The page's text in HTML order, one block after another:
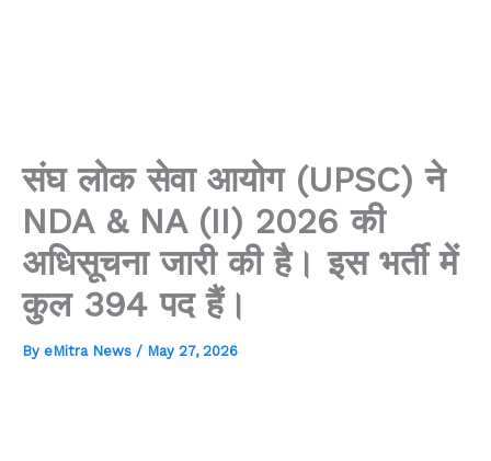
संघ लोक सेवा आयोग (UPSC) ने
NDA & NA (II) 2026 की
अधिसूचना जारी की है। इस भर्ती में
कुल 394 पद हैं।
By eMitra News / May 27, 2026